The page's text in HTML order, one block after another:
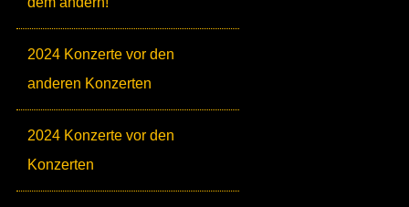
2024 Konzerte vor den
anderen Konzerten
2024 Konzerte vor den
Konzerten